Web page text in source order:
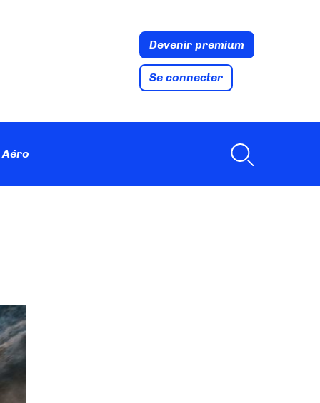
Devenir premium
Se connecter